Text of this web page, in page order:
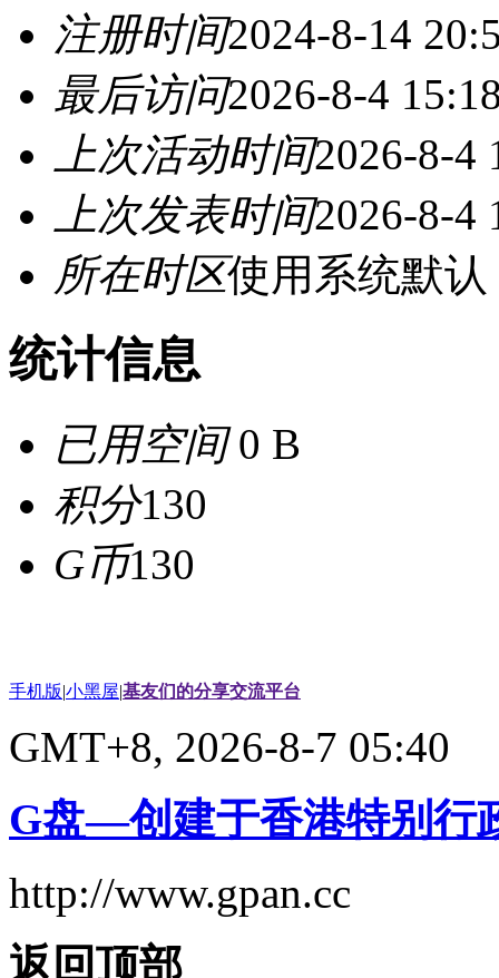
注册时间2024-8-14
最后访问2026-8-4
上次活动时间2026-8-4
上次发表时间2026-8-4
所在时区使用系统默认
统计信息
已用空间0 B
积分130
G币130
手机版|小黑屋|基友们的分享交流平台
GMT+8, 2026-8-7 05:40
G盘—创建于香港特别行
http://www.gpan.cc
返回顶部